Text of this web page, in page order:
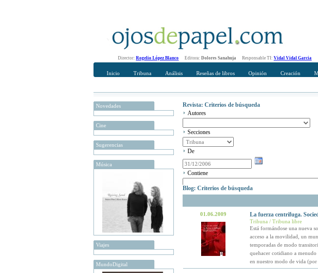
Director: Rogelio López Blanco Editora: Dolores Sanahuja Responsable TI: Vidal Vidal Garcia
Inicio Tribuna Análisis Reseñas de libros Opinión Creación
Novedades
Cine
Sugerencias
Música
Viajes
MundoDigital
Revista: Criterios de búsqueda
Autores
Secciones
De
Contiene
Blog: Criterios de búsqueda
01.06.2009 La fuerza centrífuga.
Tribuna / Tribuna libre
Está formándose una nueva
acceso a la movilidad, un
temporadas de modo
quehacer cotidiano a
en nuestro modo de vida (por